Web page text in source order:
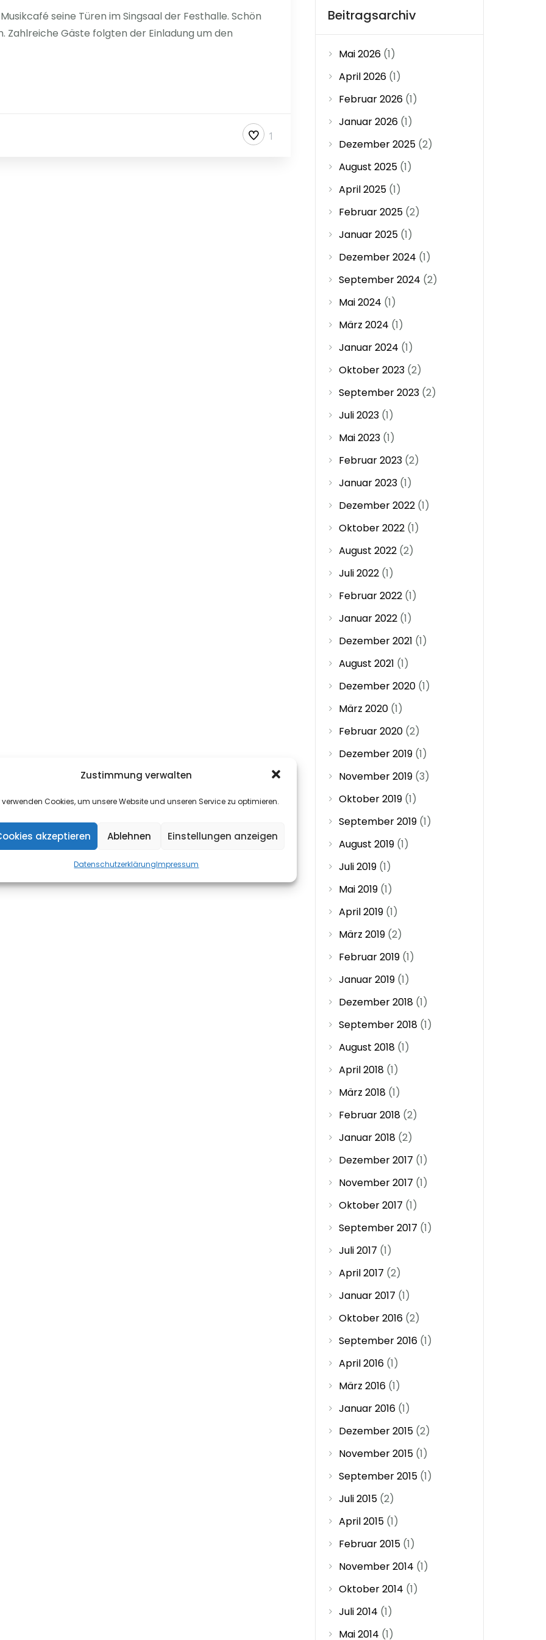
Zustimmung verwalten
verwenden Cookies, um unsere Website und unseren Service zu optimieren.
akzeptieren Ablehnen Einstellungen anzeigen
DatenschutzerklärungImpressum
seine Türen im Singsaal der Festhalle. Schön
Zahlreiche Gäste folgten der Einladung um den
1
Beitragsarchiv
Mai 2026(1)
April 2026(1)
Februar 2026(1)
Januar 2026(1)
Dezember 2025(2)
August 2025(1)
April 2025(1)
Februar 2025(2)
Januar 2025(1)
Dezember 2024 (1)
September 2024 (2)
Mai 2024 (1)
März 2024 (1)
Januar 2024 (1)
Oktober 2023(2)
September 2023(2)
Juli 2023(1)
Mai 2023(1)
Februar 2023(2)
Januar 2023(1)
Dezember 2022(1)
Oktober 2022(1)
August 2022(2)
Juli 2022(1)
Februar 2022(1)
Januar 2022(1)
Dezember 2021 (1)
August 2021 (1)
Dezember 2020(1)
März 2020(1)
Februar 2020(2)
Dezember 2019(1)
November 2019(3)
Oktober 2019(1)
September 2019(1)
August 2019(1)
Juli 2019(1)
Mai 2019(1)
April 2019(1)
März 2019(2)
Februar 2019(1)
Januar 2019(1)
Dezember 2018(1)
September 2018(1)
August 2018(1)
April 2018(1)
März 2018(1)
Februar 2018(2)
Januar 2018(2)
Dezember 2017 (1)
November 2017 (1)
Oktober 2017 (1)
September 2017 (1)
Juli 2017 (1)
April 2017 (2)
Januar 2017 (1)
Oktober 2016(2)
September 2016(1)
April 2016(1)
März 2016(1)
Januar 2016(1)
Dezember 2015(2)
November 2015(1)
September 2015(1)
Juli 2015(2)
April 2015(1)
Februar 2015(1)
November 2014 (1)
Oktober 2014 (1)
Juli 2014 (1)
Mai 2014 (1)